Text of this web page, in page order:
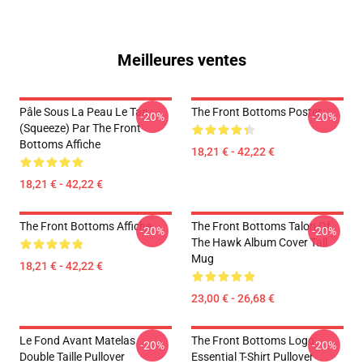
Meilleures ventes
Pâle Sous La Peau Le Tan
(Squeeze) Par The Front
Bottoms Affiche
18,21 € - 42,22 €
-20% The Front Bottoms Poster
18,21 € - 42,22 €
-20%
The Front Bottoms Affiche
18,21 € - 42,22 €
-20%
The Front Bottoms Talon Of
The Hawk Album Cover Tall
Mug
23,00 € - 26,68 €
-20%
Le Fond Avant Matelas
Double Taille Pullover
-20%
The Front Bottoms Logo
Essential T-Shirt Pullover
-20%